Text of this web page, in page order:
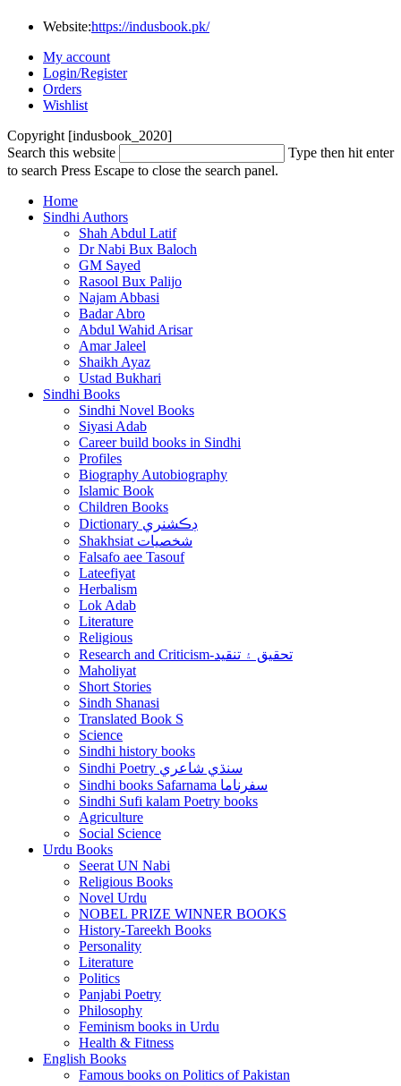
Website:https://indusbook.pk/
My account
Login/Register
Orders
Wishlist
Copyright [indusbook_2020]
Search this website
Type then hit enter
to search Press Escape to close the search panel.
Home
Sindhi Authors
Shah Abdul Latif
Dr Nabi Bux Baloch
GM Sayed
Rasool Bux Palijo
Najam Abbasi
Badar Abro
Abdul Wahid Arisar
Amar Jaleel
Shaikh Ayaz
Ustad Bukhari
Sindhi Books
Sindhi Novel Books
Siyasi Adab
Career build books in Sindhi
Profiles
Biography Autobiography
Islamic Book
Children Books
Dictionary ڊڪشنري
Shakhsiat شخصيات
Falsafo aee Tasouf
Lateefiyat
Herbalism
Lok Adab
Literature
Religious
Research and Criticism-تحقيق ۽ تنقيد
Maholiyat
Short Stories
Sindh Shanasi
Translated Book S
Science
Sindhi history books
Sindhi Poetry سنڌي شاعري
Sindhi books Safarnama سفرناما
Sindhi Sufi kalam Poetry books
Agriculture
Social Science
Urdu Books
Seerat UN Nabi
Religious Books
Novel Urdu
NOBEL PRIZE WINNER BOOKS
History-Tareekh Books
Personality
Literature
Politics
Panjabi Poetry
Philosophy
Feminism books in Urdu
Health & Fitness
English Books
Famous books on Politics of Pakistan